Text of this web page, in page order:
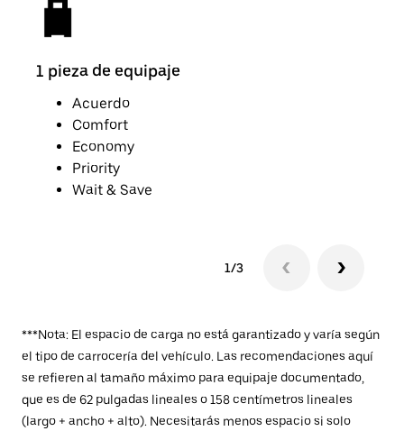
1 pieza de equipaje
Acuerdo
Comfort
Economy
Priority
Wait & Save
1/3
***Nota: El espacio de carga no está garantizado y varía según
el tipo de carrocería del vehículo. Las recomendaciones aquí
se refieren al tamaño máximo para equipaje documentado,
que es de 62 pulgadas lineales o 158 centímetros lineales
(largo + ancho + alto). Necesitarás menos espacio si solo